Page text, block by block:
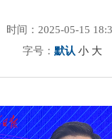
时间：2025-05-15
字号： 默认 小 大